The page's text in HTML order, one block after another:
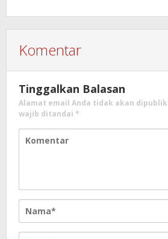
Komentar
Tinggalkan Balasan
Alamat email Anda tidak akan
wajib ditandai *